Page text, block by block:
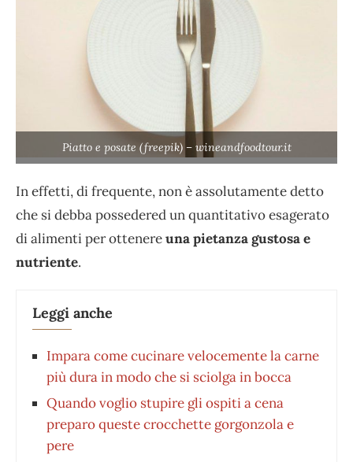
Piatto e posate (freepik) – wineandfoodtour.it
In effetti, di frequente, non è assolutamente detto
che si debba possedered un quantitativo esagerato
di alimenti per ottenereuna pietanza gustosa e
nutriente.
Leggi anche
Impara come cucinare velocemente la carne
più dura in modo che si sciolga in bocca
Quando voglio stupire gli ospiti a cena
preparo queste crocchette gorgonzola e
pere